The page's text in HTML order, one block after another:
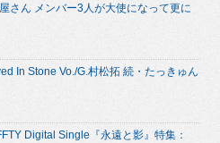
さん メンバー3人が大使になって更に
In Stone Vo./G.村松拓 続・たっきゅん
Digital Single『永遠と影』特集：